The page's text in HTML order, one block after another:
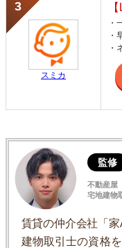
スミカ
・
・
・
監修
不動産屋
宅地建物
賃貸の仲介会社「
建物取引士の資格